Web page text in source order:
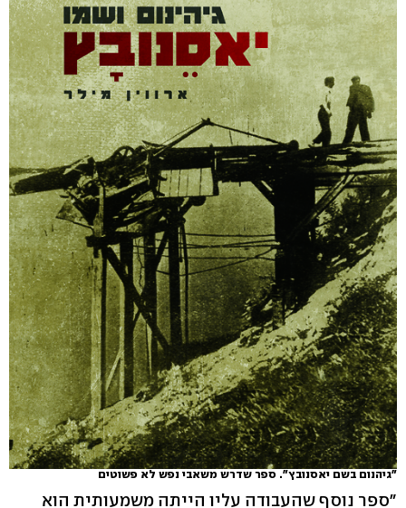
"גיהנום בשם יאסנובץ". ספר שדרש משאבי נפש לא פשוטים
"ספר נוסף שהעבודה עליו הייתה משמעותית הוא